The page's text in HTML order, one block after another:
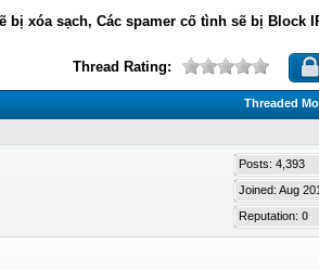
bị xóa sạch, Các spamer cố tình sẽ bị Block
Thread Rating:
Threaded
Posts: 4,393
Joined: Aug
Reputation:0